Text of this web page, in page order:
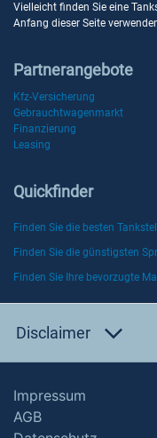
Vielleicht finden Sie eine
Anfang dieser Seite
Partnerangebote
Kfz-Versicherung
Gebrauchtwagenmarkt
Finanzierung
Leasing
Quickfinder
Finden Sie die besten
Finden Sie die günstigsten
Finden Sie Ihre bevorzugte
Disclaimer
Impressum
AGB